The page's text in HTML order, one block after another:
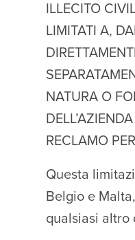
ILLECITO
LIMITATI A,
NATURA O
RECLAMO
Questa
Belgio e
qualsiasi altro